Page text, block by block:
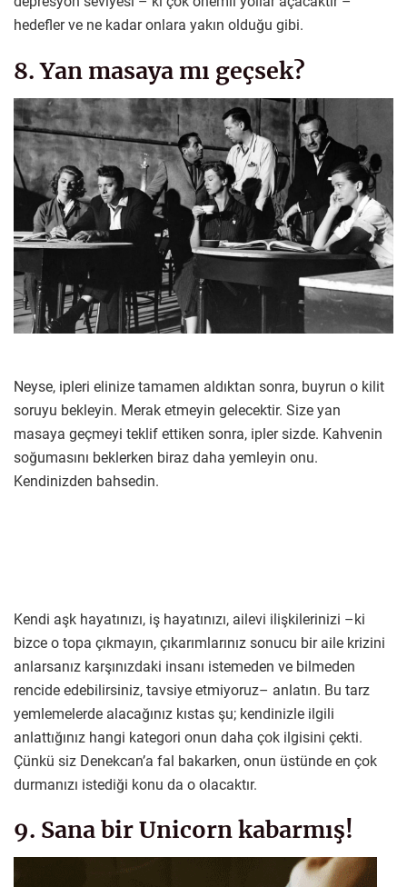
hedefler ve ne kadar onlara yakın olduğu gibi.
8. Yan masaya mı geçsek?
Neyse, ipleri elinize tamamen aldıktan sonra, buyrun o kilit
soruyu bekleyin. Merak etmeyin gelecektir. Size yan
masaya geçmeyi teklif ettiken sonra, ipler sizde. Kahvenin
soğumasını beklerken biraz daha yemleyin onu.
Kendinizden bahsedin.
Kendi aşk hayatınızı, iş hayatınızı, ailevi ilişkilerinizi –ki
bizce o topa çıkmayın, çıkarımlarınız sonucu bir aile krizini
anlarsanız karşınızdaki insanı istemeden ve bilmeden
rencide edebilirsiniz, tavsiye etmiyoruz– anlatın. Bu tarz
yemlemelerde alacağınız kıstas şu; kendinizle ilgili
anlattığınız hangi kategori onun daha çok ilgisini çekti.
Çünkü siz Denekcan’a fal bakarken, onun üstünde en çok
durmanızı istediği konu da o olacaktır.
9. Sana bir Unicorn kabarmış!